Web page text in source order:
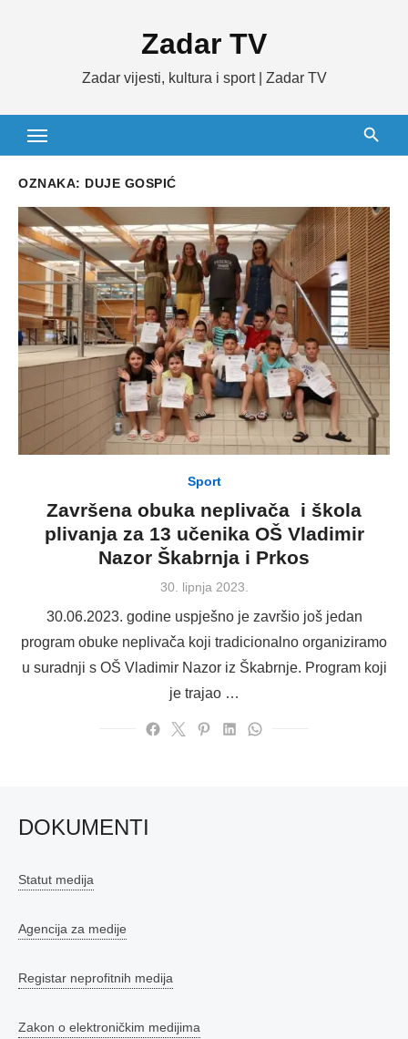
Zadar TV
Zadar vijesti, kultura i sport | Zadar TV
OZNAKA: DUJE GOSPIĆ
Sport
Završena obuka neplivača i škola
plivanja za 13 učenika OŠ Vladimir
Nazor Škabrnja i Prkos
Posted
30. lipnja 2023.
30.06.2023. godine uspješno je završio još jedan
program obuke neplivača koji tradicionalno organiziramo
u suradnji s OŠ Vladimir Nazor iz Škabrnje. Program koji
je trajao …
DOKUMENTI
Statut medija
Agencija za medije
Registar neprofitnih medija
Zakon o elektroničkim medijima